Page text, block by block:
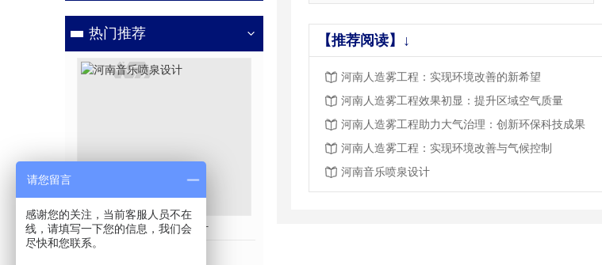
热门推荐
河南音乐喷泉设计
【推荐阅读】↓
河南人造雾工程：实现环境改善的新希望
河南人造雾工程效果初显：提升区域空气质量
河南人造雾工程助力大气治理：创新环保科技成果
河南人造雾工程：实现环境改善与气候控制
河南音乐喷泉设计
请您留言
感谢您的关注，当前客服人员不在
线，请填写一下您的信息，我们会
尽快和您联系。